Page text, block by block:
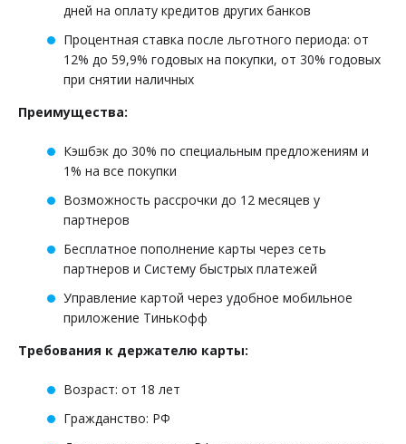
дней на оплату кредитов других банков
Процентная ставка после льготного периода: от
12% до 59,9% годовых на покупки, от 30% годовых
при снятии наличных
Преимущества:
Кэшбэк до 30% по специальным предложениям и
1% на все покупки
Возможность рассрочки до 12 месяцев у
партнеров
Бесплатное пополнение карты через сеть
партнеров и Систему быстрых платежей
Управление картой через удобное мобильное
приложение Тинькофф
Требования к держателю карты:
Возраст: от 18 лет
Гражданство: РФ